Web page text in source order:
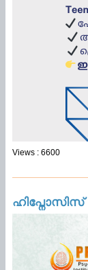
Views : 6600
ഹിപ്നോസിസ്